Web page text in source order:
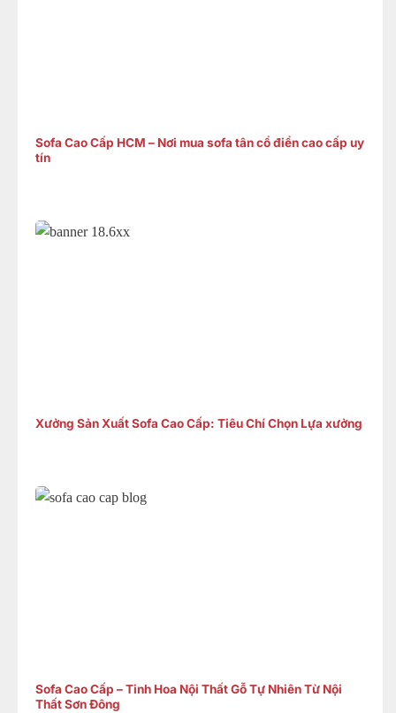
Sofa Cao Cấp HCM – Nơi mua sofa tân cổ điển cao cấp uy
tín
Xưởng Sản Xuất Sofa Cao Cấp: Tiêu Chí Chọn Lựa xưởng
Sofa Cao Cấp – Tinh Hoa Nội Thất Gỗ Tự Nhiên Từ Nội
Thất Sơn Đông